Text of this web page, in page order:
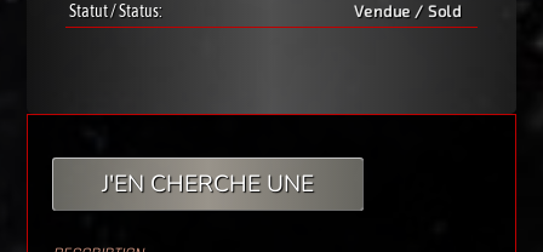
Statut / Status:
Vendue / Sold
J'EN CHERCHE UNE